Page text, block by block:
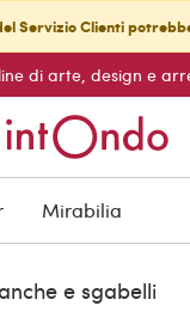
Servizio Clienti
di arte, design e
Mirabilia
e sgabelli